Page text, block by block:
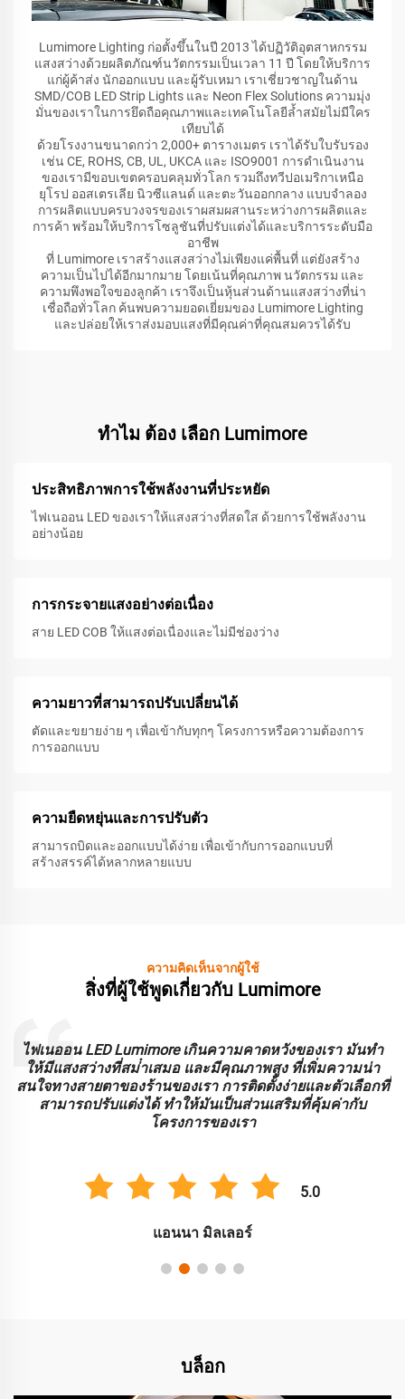
Lumimore Lighting ก่อตั้งขึ้นในปี 2013 ได้ปฏิวัติอุตสาหกรรม
แสงสว่างด้วยผลิตภัณฑ์นวัตกรรมเป็นเวลา 11 ปี โดยให้บริการ
แก่ผู้ค้าส่ง นักออกแบบ และผู้รับเหมา เราเชี่ยวชาญในด้าน
SMD/COB LED Strip Lights และ Neon Flex Solutions ความมุ่ง
มั่นของเราในการยึดถือคุณภาพและเทคโนโลยีล้ำสมัยไม่มีใคร
เทียบได้
ด้วยโรงงานขนาดกว่า 2,000+ ตารางเมตร เราได้รับใบรับรอง
เช่น CE, ROHS, CB, UL, UKCA และ ISO9001 การดำเนินงาน
ของเรามีขอบเขตครอบคลุมทั่วโลก รวมถึงทวีปอเมริกาเหนือ
ยุโรป ออสเตรเลีย นิวซีแลนด์ และตะวันออกกลาง แบบจำลอง
การผลิตแบบครบวงจรของเราผสมผสานระหว่างการผลิตและ
การค้า พร้อมให้บริการโซลูชันที่ปรับแต่งได้และบริการระดับมือ
อาชีพ
ที่ Lumimore เราสร้างแสงสว่างไม่เพียงแค่พื้นที่ แต่ยังสร้าง
ความเป็นไปได้อีกมากมาย โดยเน้นที่คุณภาพ นวัตกรรม และ
ความพึงพอใจของลูกค้า เราจึงเป็นหุ้นส่วนด้านแสงสว่างที่น่า
เชื่อถือทั่วโลก ค้นพบความยอดเยี่ยมของ Lumimore Lighting
และปล่อยให้เราส่งมอบแสงที่มีคุณค่าที่คุณสมควรได้รับ
ทําไม ต้อง เลือก Lumimore
ประสิทธิภาพการใช้พลังงานที่ประหยัด
ไฟเนออน LED ของเราให้แสงสว่างที่สดใส ด้วยการใช้พลังงาน
อย่างน้อย
การกระจายแสงอย่างต่อเนื่อง
สาย LED COB ให้แสงต่อเนื่องและไม่มีช่องว่าง
ความยาวที่สามารถปรับเปลี่ยนได้
ตัดและขยายง่าย ๆ เพื่อเข้ากับทุกๆ โครงการหรือความต้องการ
การออกแบบ
ความยืดหยุ่นและการปรับตัว
สามารถบิดและออกแบบได้ง่าย เพื่อเข้ากับการออกแบบที่
สร้างสรรค์ได้หลากหลายแบบ
ความคิดเห็นจากผู้ใช้
สิ่งที่ผู้ใช้พูดเกี่ยวกับ Lumimore
ไฟเนออน LED Lumimore เกินความคาดหวังของเรา มันทํา
ให้มีแสงสว่างที่สม่ําเสมอ และมีคุณภาพสูง ที่เพิ่มความน่า
สนใจทางสายตาของร้านของเรา การติดตั้งง่ายและตัวเลือกที่
สามารถปรับแต่งได้ ทําให้มันเป็นส่วนเสริมที่คุ้มค่ากับ
โครงการของเรา
5.0
แอนนา มิลเลอร์
บล็อก